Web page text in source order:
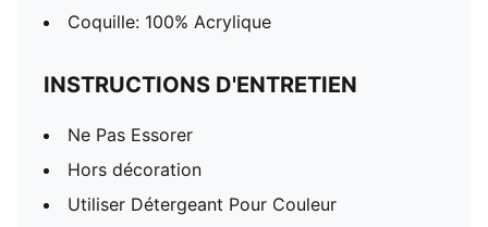
Coquille: 100% Acrylique
INSTRUCTIONS D'ENTRETIEN
Ne Pas Essorer
Hors décoration
Utiliser Détergeant Pour Couleur